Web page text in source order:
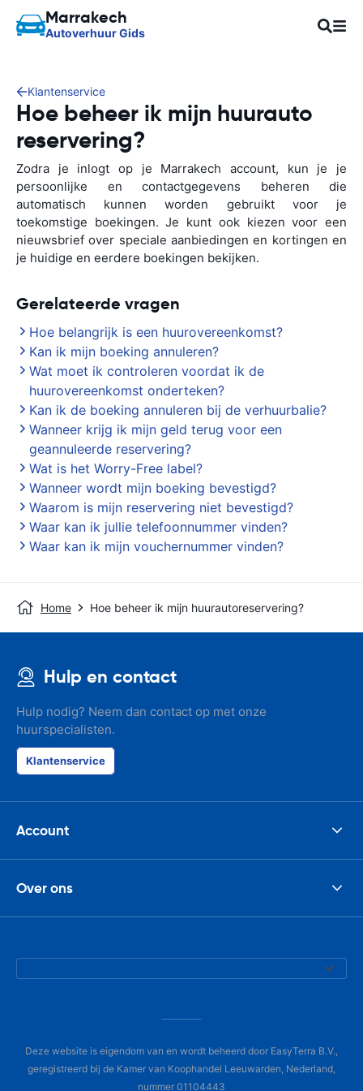
Marrakech
Autoverhuur Gids
Klantenservice
Hoe beheer ik mijn huurauto
reservering?
Zodra je inlogt op je Marrakech account, kun je je
persoonlijke en contactgegevens beheren die
automatisch kunnen worden gebruikt voor je
toekomstige boekingen. Je kunt ook kiezen voor een
nieuwsbrief over speciale aanbiedingen en kortingen en
je huidige en eerdere boekingen bekijken.
Gerelateerde vragen
Hoe belangrijk is een huurovereenkomst?
Kan ik mijn boeking annuleren?
Wat moet ik controleren voordat ik de
huurovereenkomst onderteken?
Kan ik de boeking annuleren bij de verhuurbalie?
Wanneer krijg ik mijn geld terug voor een
geannuleerde reservering?
Wat is het Worry-Free label?
Wanneer wordt mijn boeking bevestigd?
Waarom is mijn reservering niet bevestigd?
Waar kan ik jullie telefoonnummer vinden?
Waar kan ik mijn vouchernummer vinden?
Home Hoe beheer ik mijn huurautoreservering?
Hulp en contact
Hulp nodig? Neem dan contact op met onze
huurspecialisten.
Klantenservice
Account
Over ons
Deze website is eigendom van en wordt beheerd door EasyTerra B.V.,
geregistreerd bij de Kamer van Koophandel Leeuwarden, Nederland,
nummer 01104443